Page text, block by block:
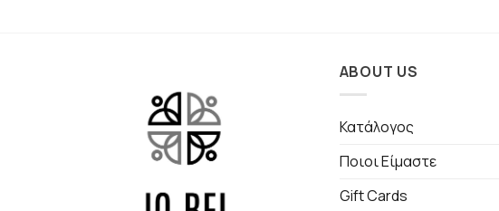
ABOUT US
Κατάλογος
Ποιοι Είμαστε
Gift Cards